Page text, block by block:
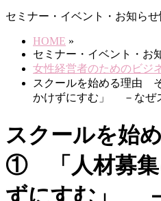
セミナー・イベント・お知らせ
HOME »
セミナー・イベント・お
女性経営者のためのビジ
スクールを始める理由
かけずにすむ」 －なぜ
スクールを始
① 「人材募集
ずにすむ」